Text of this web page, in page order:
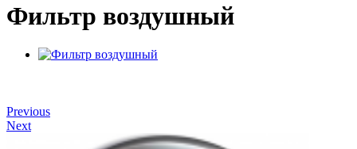
Фильтр воздушный
Previous
Next